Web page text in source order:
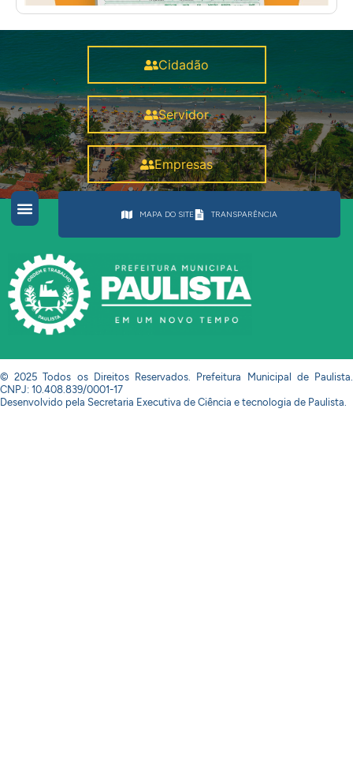
Cidadão
Servidor
Empresas
MAPA DO SITE TRANSPARÊNCIA
© 2025 Todos os Direitos Reservados. Prefeitura Municipal de Paulista.
CNPJ: 10.408.839/0001-17
Desenvolvido pela Secretaria Executiva de Ciência e tecnologia de Paulista.